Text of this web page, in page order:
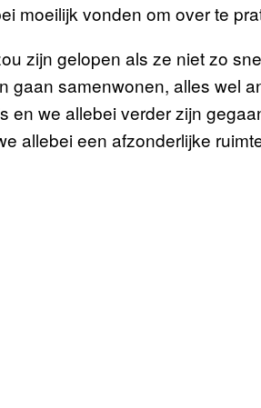
moeilijk vonden om over te
zijn gelopen als ze niet zo
gaan samenwonen, alles wel
en we allebei verder zijn
allebei een afzonderlijke